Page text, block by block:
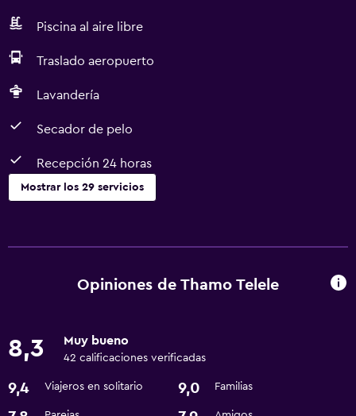
Piscina al aire libre
Traslado aeropuerto
Lavandería
Secador de pelo
Recepción 24 horas
Mostrar los 29 servicios
Tina de baño
Ducha
Opiniones de Thamo Telele
8,3 Muy bueno
42 calificaciones verificadas
9,4 Viajeros en solitario 9,0 Familias